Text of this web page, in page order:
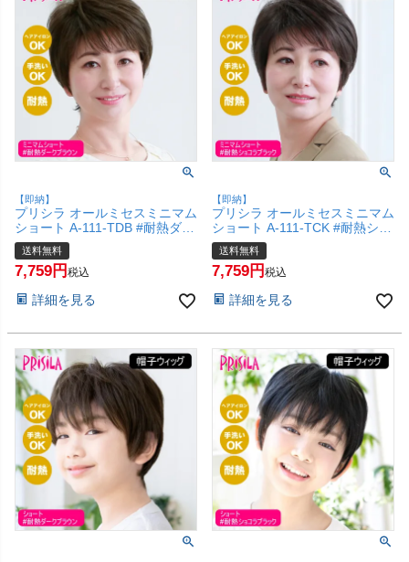
【即納】
プリシラ オールミセスミニマム
ショート A-111-TDB #耐熱ダー
クブラウン 【医療用 フルウィ
ッグ つむじ 人工スキン かつら
和装 シニア 白髪隠し 自然 簡単
締め付けない】【宅配便送料無
送料無料
7,759 税込
詳細を見る
【即納】
プリシラ オールミセスミニマム
ショート A-111-TCK #耐熱ショ
コラブラック 【医療用 フルウ
ィッグ つむじ 人工スキン かつ
ら 和装 シニア 白髪隠し 自然
使用 締め付けない】【宅配便送
送料無料
7,759 税込
詳細を見る